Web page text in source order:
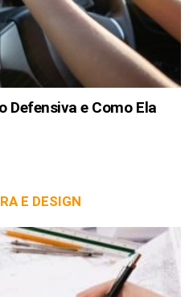
Defensiva e Como Ela
E DESIGN